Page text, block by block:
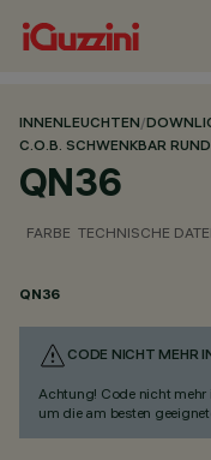
INNENLEUCHTEN/
C.O.B. SCHWENKBAR RUND
QN36
FARBE TECHNISCHE
QN36
CODE NICHT MEHR
Achtung! Code nicht mehr
um die am besten